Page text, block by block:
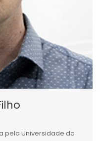
pela Universidade do